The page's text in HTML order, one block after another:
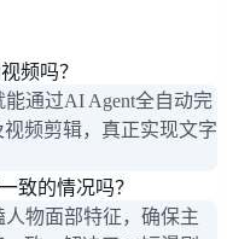
频吗？
通过AI Agent全自动完
频剪辑，真正实现文字
致的情况吗？
物面部特征，确保主